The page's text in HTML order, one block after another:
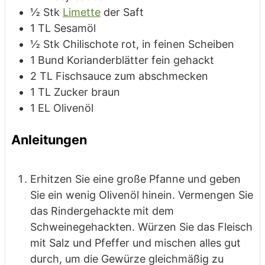
½ Stk Limette der Saft
1 TL Sesamöl
½ Stk Chilischote rot, in feinen Scheiben
1 Bund Korianderblätter fein gehackt
2 TL Fischsauce zum abschmecken
1 TL Zucker braun
1 EL Olivenöl
Anleitungen
Erhitzen Sie eine große Pfanne und geben
Sie ein wenig Olivenöl hinein. Vermengen Sie
das Rindergehackte mit dem
Schweinegehackten. Würzen Sie das Fleisch
mit Salz und Pfeffer und mischen alles gut
durch, um die Gewürze gleichmäßig zu